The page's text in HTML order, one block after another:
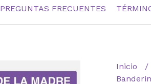
PREGUNTAS FRECUENTES
Inicio